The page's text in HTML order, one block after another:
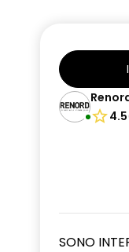
4.5
SONO